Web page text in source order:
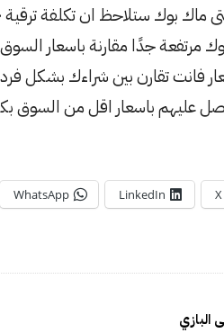
ماك بوك ستلاحظ ان تكلفة
مرتفعة جدًا مقارنة باسعار
فانت تقارن بين شراءك بشكل
عليهم باسعار اقل من السوق
X
LinkedIn
WhatsApp